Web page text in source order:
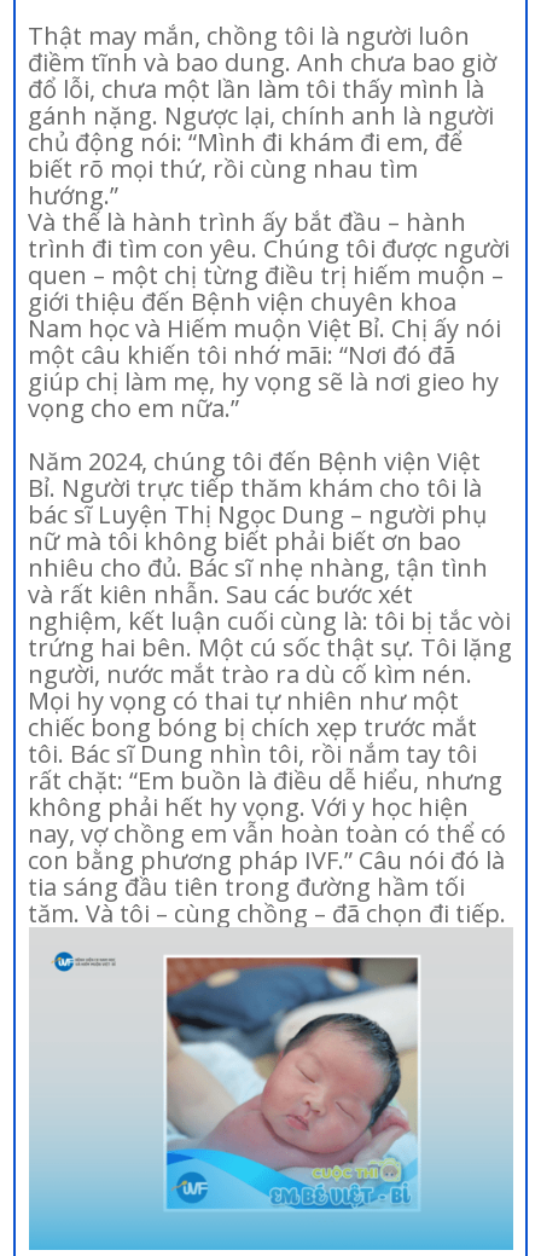
Thật may mắn, chồng tôi là người luôn
điềm tĩnh và bao dung. Anh chưa bao giờ
đổ lỗi, chưa một lần làm tôi thấy mình là
gánh nặng. Ngược lại, chính anh là người
chủ động nói: “Mình đi khám đi em, để
biết rõ mọi thứ, rồi cùng nhau tìm
hướng.”
Và thế là hành trình ấy bắt đầu – hành
trình đi tìm con yêu. Chúng tôi được người
quen – một chị từng điều trị hiếm muộn –
giới thiệu đến Bệnh viện chuyên khoa
Nam học và Hiếm muộn Việt Bỉ. Chị ấy nói
một câu khiến tôi nhớ mãi: “Nơi đó đã
giúp chị làm mẹ, hy vọng sẽ là nơi gieo hy
vọng cho em nữa.”
Năm 2024, chúng tôi đến Bệnh viện Việt
Bỉ. Người trực tiếp thăm khám cho tôi là
bác sĩ Luyện Thị Ngọc Dung – người phụ
nữ mà tôi không biết phải biết ơn bao
nhiêu cho đủ. Bác sĩ nhẹ nhàng, tận tình
và rất kiên nhẫn. Sau các bước xét
nghiệm, kết luận cuối cùng là: tôi bị tắc vòi
trứng hai bên. Một cú sốc thật sự. Tôi lặng
người, nước mắt trào ra dù cố kìm nén.
Mọi hy vọng có thai tự nhiên như một
chiếc bong bóng bị chích xẹp trước mắt
tôi. Bác sĩ Dung nhìn tôi, rồi nắm tay tôi
rất chặt: “Em buồn là điều dễ hiểu, nhưng
không phải hết hy vọng. Với y học hiện
nay, vợ chồng em vẫn hoàn toàn có thể có
con bằng phương pháp IVF.” Câu nói đó là
tia sáng đầu tiên trong đường hầm tối
tăm. Và tôi – cùng chồng – đã chọn đi tiếp.